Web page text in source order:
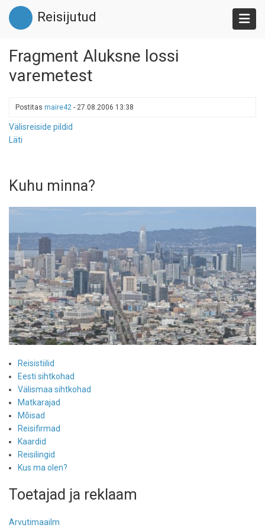
Liigu
edasi
põhisisu
Reisijutud
Fragment Aluksne lossi
varemetest
Postitas maire42 - 27.08.2006 13:38
Välisreiside pildid
Läti
Kuhu minna?
Reisistiilid
Eesti sihtkohad
Välismaa sihtkohad
Matkarajad
Mõisad
Reisifirmad
Kaardid
Reisilingid
Kus ma olen?
Toetajad ja reklaam
Arvutimaailm